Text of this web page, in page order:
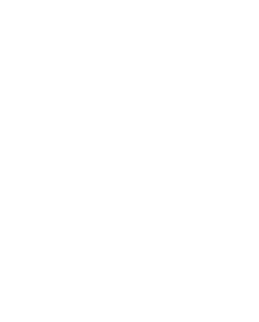
Bleib gesund, genieße das